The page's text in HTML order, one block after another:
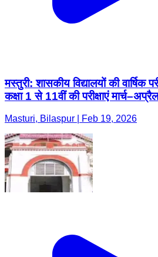
मस्तुरी: शासकीय विद्यालयों की वार्षिक
कक्षा 1 से 11वीं की परीक्षाएं
Masturi, Bilaspur | Feb 19, 2026